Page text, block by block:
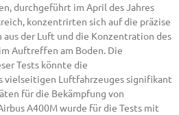
durchgeführt im April des Jahres
konzentrirten sich auf die präzise
der Luft und die Konzentration des
Auftreffen am Boden. Die
Tests könnte die
vielseitigen Luftfahrzeuges signifikant
für die Bekämpfung von
A400M wurde für die Tests mit